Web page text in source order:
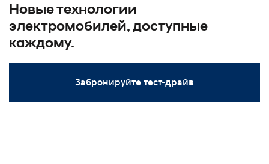
Новые технологии
электромобилей, доступные
каждому.
Забронируйте тест-драйв